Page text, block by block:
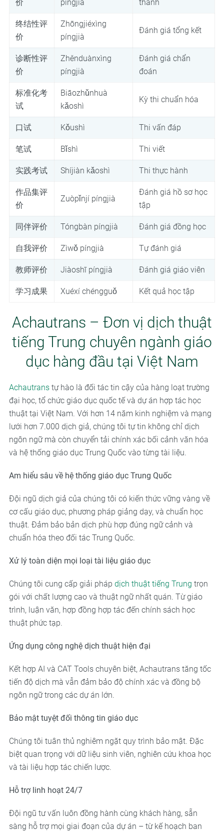
价 píngjià thành
终结性评
价
Zhōngjiéxìng
píngjià
Đánh giá tổng kết
诊断性评
价
Zhěnduànxìng
píngjià
Đánh giá chẩn
đoán
标准化考
试
Biāozhǔnhuà
kǎoshì
Kỳ thi chuẩn hóa
口试 Kǒushì Thi vấn đáp
笔试 Bǐshì Thi viết
实践考试 Shíjiàn kǎoshì Thi thực hành
作品集评
价
Zuòpǐnjí píngjià
Đánh giá hồ sơ học
tập
同伴评价 Tóngbàn píngjià Đánh giá đồng học
自我评价 Zìwǒ píngjià Tự đánh giá
教师评价 Jiàoshī píngjià Đánh giá giáo viên
学习成果 Xuéxí chéngguǒ Kết quả học tập
Achautrans – Đơn vị dịch thuật
tiếng Trung chuyên ngành giáo
dục hàng đầu tại Việt Nam
Achautranstự hào là đối tác tin cậy của hàng loạt trường
đại học, tổ chức giáo dục quốc tế và dự án hợp tác học
thuật tại Việt Nam. Với hơn 14 năm kinh nghiệm và mạng
lưới hơn 7.000 dịch giả, chúng tôi tự tin không chỉ dịch
ngôn ngữ mà còn chuyển tải chính xác bối cảnh văn hóa
và hệ thống giáo dục Trung Quốc vào từng tài liệu.
Am hiểu sâu về hệ thống giáo dục Trung Quốc
Đội ngũ dịch giả của chúng tôi có kiến thức vững vàng về
cơ cấu giáo dục, phương pháp giảng dạy, và chuẩn học
thuật. Đảm bảo bản dịch phù hợp đúng ngữ cảnh và
chuẩn hóa theo đối tác Trung Quốc.
Xử lý toàn diện mọi loại tài liệu giáo dục
Chúng tôi cung cấp giải pháp dịch thuật tiếng Trung trọn
gói với chất lượng cao và thuật ngữ nhất quán. Từ giáo
trình, luận văn, hợp đồng hợp tác đến chính sách học
thuật phức tạp.
Ứng dụng công nghệ dịch thuật hiện đại
Kết hợp AI và CAT Tools chuyên biệt, Achautrans tăng tốc
tiến độ dịch mà vẫn đảm bảo độ chính xác và đồng bộ
ngôn ngữ trong các dự án lớn.
Bảo mật tuyệt đối thông tin giáo dục
Chúng tôi tuân thủ nghiêm ngặt quy trình bảo mật. Đặc
biệt quan trọng với dữ liệu sinh viên, nghiên cứu khoa học
và tài liệu hợp tác chiến lược.
Hỗ trợ linh hoạt 24/7
Đội ngũ tư vấn luôn đồng hành cùng khách hàng, sẵn
sàng hỗ trợ mọi giai đoạn của dự án – từ kế hoạch ban